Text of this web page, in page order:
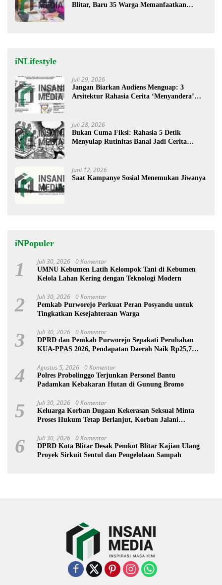
Blitar, Baru 35 Warga Memanfaatkan
iNLifestyle
Juli 29, 2026
Jangan Biarkan Audiens Menguap: 3
Arsitektur Rahasia Cerita ‘Menyandera’
Juli 28, 2026
Bukan Cuma Fiksi: Rahasia 5 Detik
Menyulap Rutinitas Banal Jadi Cerita
Juni 12, 2026
Saat Kampanye Sosial Menemukan Jiwanya
iNPopuler
1 Juli 30, 2026 0 Komentar
UMNU Kebumen Latih Kelompok Tani di Kebumen
Kelola Lahan Kering dengan Teknologi Modern
2 Juli 30, 2026 0 Komentar
Pemkab Purworejo Perkuat Peran Posyandu untuk
Tingkatkan Kesejahteraan Warga
3 Juli 30, 2026 0 Komentar
DPRD dan Pemkab Purworejo Sepakati Perubahan
KUA-PPAS 2026, Pendapatan Daerah Naik Rp25,7
4 Agustus 5, 2026 0 Komentar
Polres Probolinggo Terjunkan Personel Bantu
Padamkan Kebakaran Hutan di Gunung Bromo
5 Juli 30, 2026 0 Komentar
Keluarga Korban Dugaan Kekerasan Seksual Minta
Proses Hukum Tetap Berlanjut, Korban Jalani
6 Juli 30, 2026 0 Komentar
DPRD Kota Blitar Desak Pemkot Blitar Kajian Ulang
Proyek Sirkuit Sentul dan Pengelolaan Sampah